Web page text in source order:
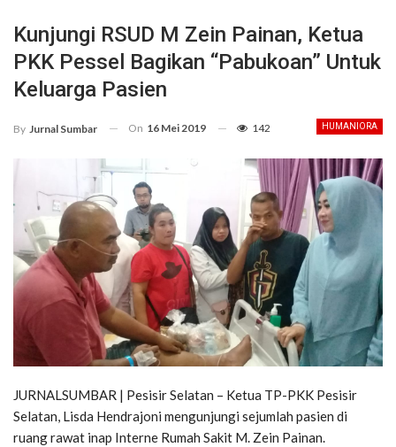
Kunjungi RSUD M Zein Painan, Ketua
PKK Pessel Bagikan “Pabukoan” Untuk
Keluarga Pasien
HUMANIORA
By Jurnal Sumbar On 16 Mei 2019 142
JURNALSUMBAR | Pesisir Selatan – Ketua TP-PKK Pesisir
Selatan, Lisda Hendrajoni mengunjungi sejumlah pasien di
ruang rawat inap Interne Rumah Sakit M. Zein Painan.